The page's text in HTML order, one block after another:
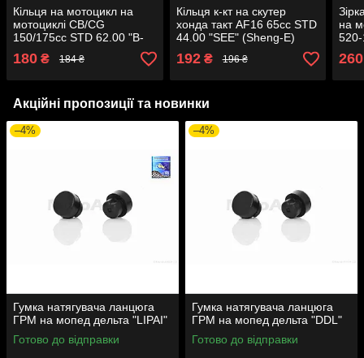
Кільця на мотоцикл на
мотоциклі CB/CG
150/175cc STD 62.00 "B-
CYCLE"
180 ₴ 184 ₴
Кільця к-кт на скутер
хонда такт AF16 65cc STD
44.00 "SEE" (Sheng-E)
ТАЄМНИЦЯ
192₴ 196 ₴
на
260
Акційні пропозиції та новинки
–4%
Гумка натягувача ланцюга
ГРМ на мопед дельта "LIPAI"
Готово до відправки
–4%
Гумка натягувача ланцюга
ГРМ на мопед дельта "DDL"
Готово до відправки